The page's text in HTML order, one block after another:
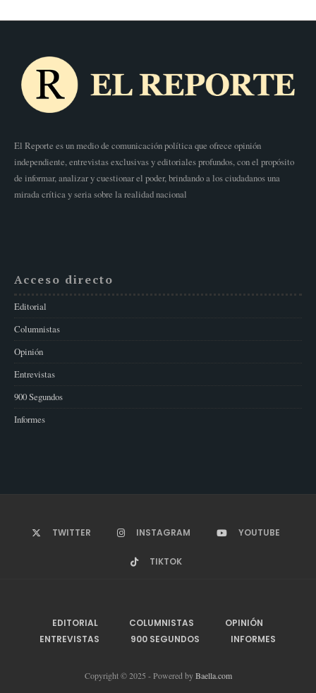
El Reporte es un medio de comunicación política que ofrece opinión
independiente, entrevistas exclusivas y editoriales profundos, con el propósito
de informar, analizar y cuestionar el poder, brindando a los ciudadanos una
mirada crítica y seria sobre la realidad nacional
Acceso directo
Editorial
Columnistas
Opinión
Entrevistas
900 Segundos
Informes
TWITTER INSTAGRAM YOUTUBE
TIKTOK
EDITORIAL COLUMNISTAS
OPINIÓN
ENTREVISTAS
900 SEGUNDOS INFORMES
Copyright © 2025 - Powered byBaella.com